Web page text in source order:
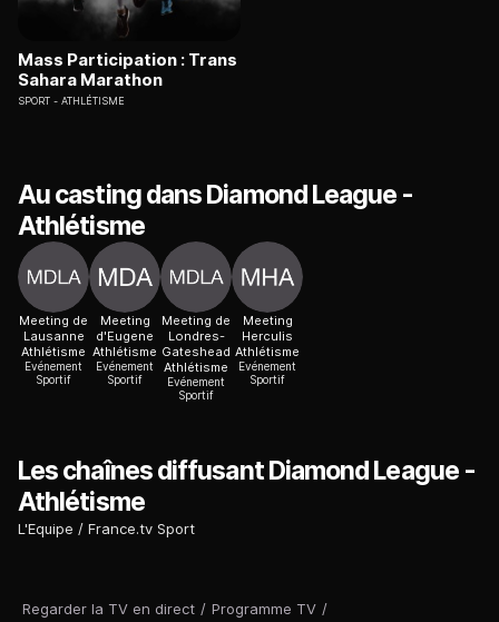
Regarder la TV en direct / Programme TV /
Mass Participation : Trans
Sahara Marathon
SPORT ATHLÉTISME
Au casting dans Diamond League -
Athlétisme
Meeting de
Lausanne
Athlétisme
Evénement
Sportif
Meeting
d'Eugene
Athlétisme
Evénement
Sportif
Meeting de
Londres-
Gateshead
Athlétisme
Evénement
Sportif
Meeting
Herculis
Athlétisme
Evénement
Sportif
Les chaînes diffusant Diamond League -
Athlétisme
L'Equipe France.tv Sport